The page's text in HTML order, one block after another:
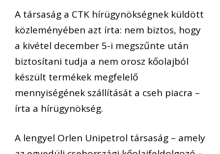
A társaság a CTK hírügynökségnek küldött
közleményében azt írta: nem biztos, hogy
a kivétel december 5-i megszűnte után
biztosítani tudja a nem orosz kőolajból
készült termékek megfelelő
mennyiségének szállítását a cseh piacra –
írta a hírügynökség.
A lengyel Orlen Unipetrol társaság – amely